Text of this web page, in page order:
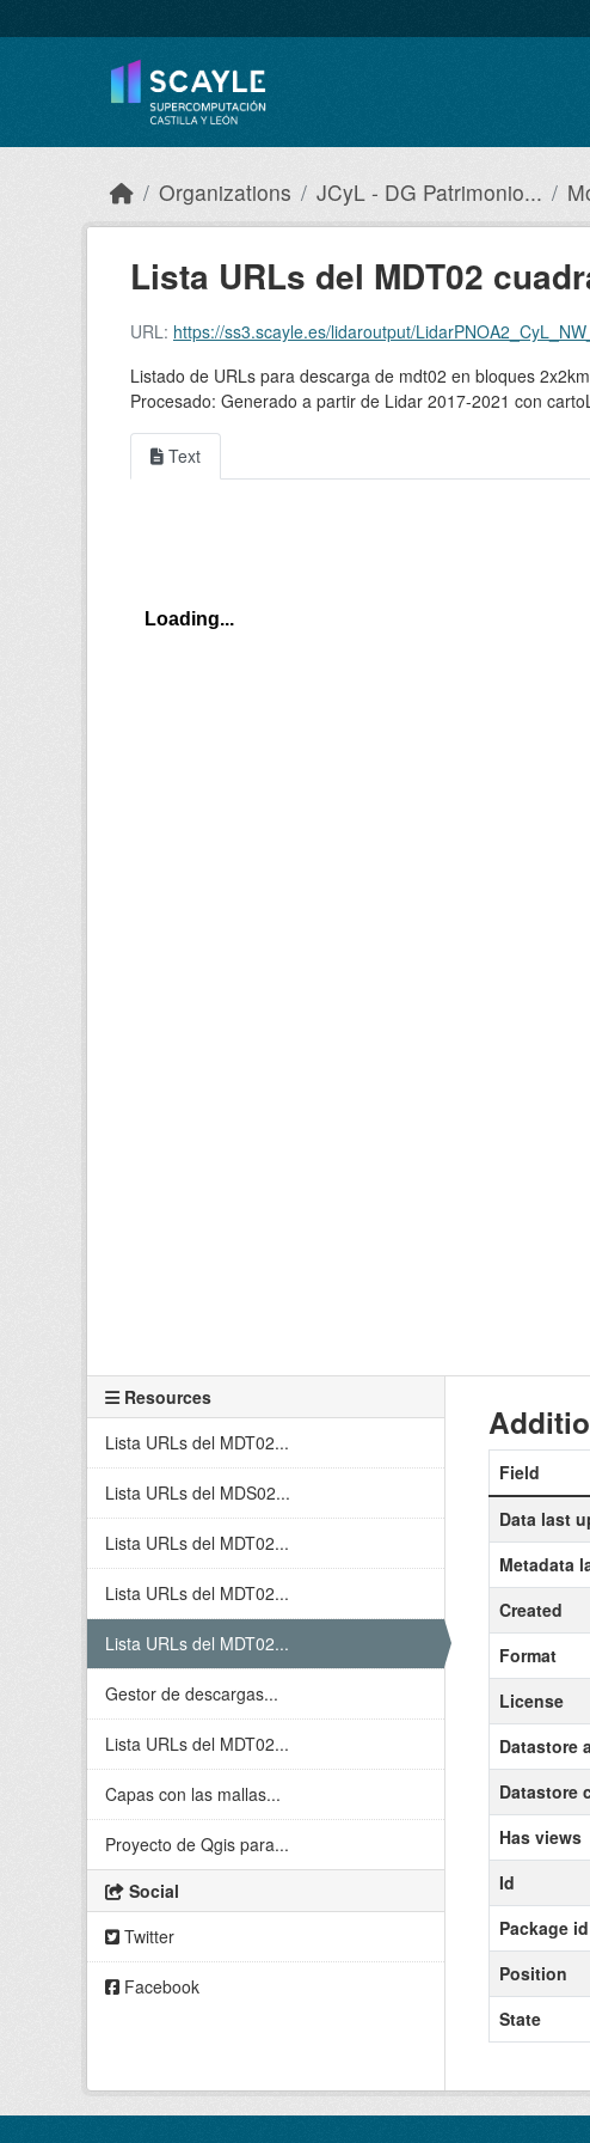
Organizations JCyL - DG Patrimonio...
Lista URLs del MDT02
URL: https://ss3.scayle.es/lidaroutput/
Listado de URLs para descarga de mdt02 en bloques
Procesado: Generado a partir de Lidar 2017-2021 con
Text
Resources
Lista URLs del MDT02...
Lista URLs del MDS02...
Lista URLs del MDT02...
Lista URLs del MDT02...
Lista URLs del MDT02...
Gestor de descargas...
Lista URLs del MDT02...
Capas con las mallas...
Proyecto de Qgis para...
Social
Twitter
Facebook
Field
Data last
Metadata
Created
Format
License
Datastore
Datastore
Has views
Id
Package id
Position
State